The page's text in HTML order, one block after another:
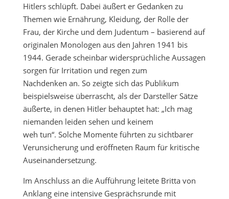
Hitlers schlüpft. Dabei äußert er Gedanken zu
Themen wie Ernährung, Kleidung, der Rolle der
Frau, der Kirche und dem Judentum – basierend auf
originalen Monologen aus den Jahren 1941 bis
1944. Gerade scheinbar widersprüchliche Aussagen
sorgen für Irritation und regen zum
Nachdenken an. So zeigte sich das Publikum
beispielsweise überrascht, als der Darsteller Sätze
äußerte, in denen Hitler behauptet hat: „Ich mag
niemanden leiden sehen und keinem
weh tun“. Solche Momente führten zu sichtbarer
Verunsicherung und eröffneten Raum für kritische
Auseinandersetzung.
Im Anschluss an die Aufführung leitete Britta von
Anklang eine intensive Gesprächsrunde mit